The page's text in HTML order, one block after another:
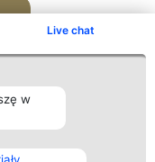
Live chat
w
Kontakt